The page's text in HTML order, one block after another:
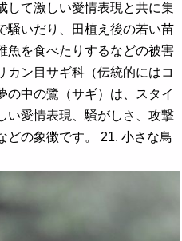
して激しい愛情表現と共に集
騒いだり、田植え後の若い苗
魚を食べたりするなどの被害
カン目サギ科（伝統的にはコ
の中の鷺（サギ）は、スタイ
い愛情表現、騒がしさ、攻撃
どの象徴です。 21. 小さな鳥